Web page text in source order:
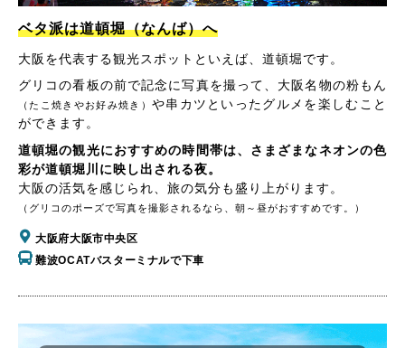
ベタ派は道頓堀（なんば）へ
大阪を代表する観光スポットといえば、道頓堀です。
グリコの看板の前で記念に写真を撮って、大阪名物の粉もん
（たこ焼きやお好み焼き） や串カツといったグルメを楽しむこと
ができます。
道頓堀の観光におすすめの時間帯は、さまざまなネオンの色
彩が道頓堀川に映し出される夜。
大阪の活気を感じられ、旅の気分も盛り上がります。
（グリコのポーズで写真を撮影されるなら、朝～昼がおすすめです。）
大阪府大阪市中央区
難波OCATバスターミナルで下車